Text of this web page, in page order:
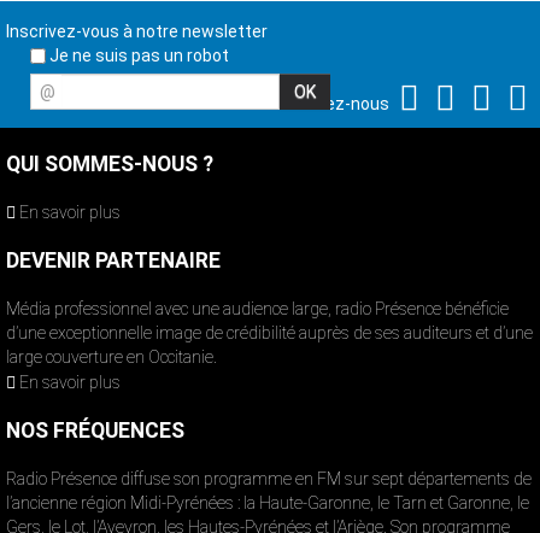
Inscrivez-vous à notre newsletter
Je ne suis pas un robot
@
Suivez-nous
QUI SOMMES-NOUS ?
En savoir plus
DEVENIR PARTENAIRE
Média professionnel avec une audience large, radio Présence bénéficie
d’une exceptionnelle image de crédibilité auprès de ses auditeurs et d’une
large couverture en Occitanie.
En savoir plus
NOS FRÉQUENCES
Radio Présence diffuse son programme en FM sur sept départements de
l’ancienne région Midi-Pyrénées : la Haute-Garonne, le Tarn et Garonne, le
Gers, le Lot, l’Aveyron, les Hautes-Pyrénées et l’Ariège. Son programme